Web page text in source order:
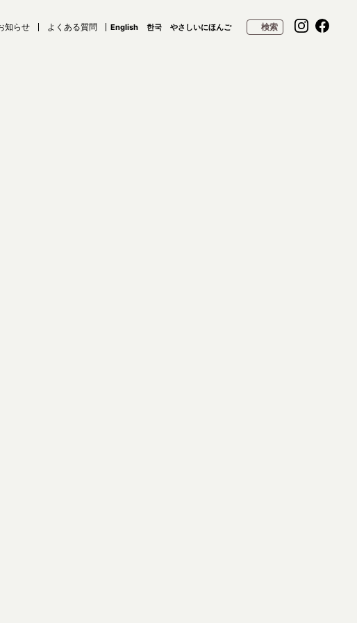
知らせ よくある質問 English 한국 やさしいにほんご 検索